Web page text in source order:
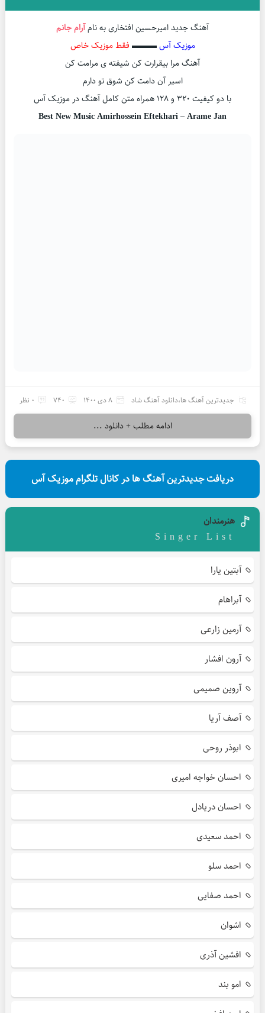
آهنگ جدید امیرحسین افتخاری به نامآرام جانم
موزیک آس▬▬▬ فقط موزیک خاص
آهنگ مرا بیقرارت کن شیفته ی مرامت کن
اسیر آن دامت کن شوق تو دارم
با دو کیفیت ۳۲۰ و ۱۲۸ همراه متن کامل آهنگ در موزیک آس
Best New Music Amirhossein Eftekhari – Arame Jan
جدیدترین آهنگ ها،دانلود آهنگ شاد 8 دی 1400 740 0 نظر
ادامه مطلب + دانلود ...
دریافت جدیدترین آهنگ ها در کانال تلگرام موزیک آس
هنرمندان
Singer List
آبتین یارا
آبراهام
آرمین زارعی
آرون افشار
آروین صمیمی
آصف آریا
ابوذر روحی
احسان خواجه امیری
احسان دریادل
احمد سعیدی
احمد سلو
احمد صفایی
اشوان
افشین آذری
امو بند